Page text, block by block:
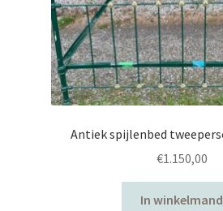
Antiek spijlenbed
€1.150,00
In winkelmand